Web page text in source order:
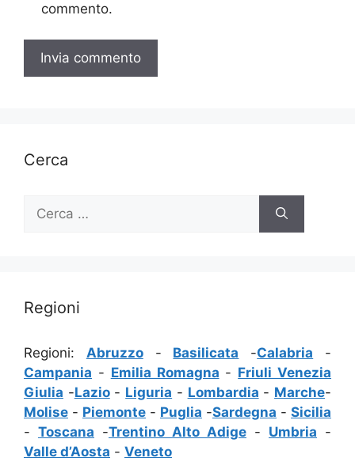
commento.
Cerca
per:
Regioni
Regioni: Abruzzo- Basilicata -Calabria -
Campania - Emilia Romagna - Friuli Venezia
Giulia -Lazio- Liguria - Lombardia - Marche-
Molise - Piemonte - Puglia -Sardegna - Sicilia
- Toscana -Trentino Alto Adige - Umbria -
Valle d’Aosta - Veneto